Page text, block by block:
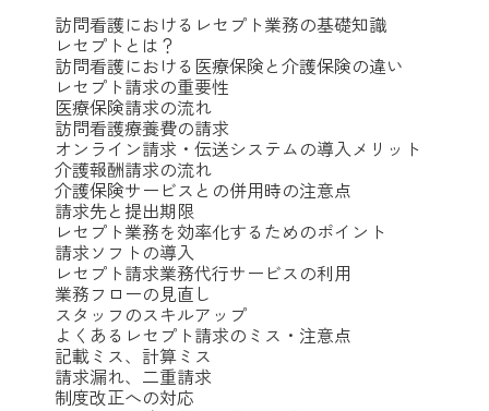
訪問看護におけるレセプト業務の基礎知識
レセプトとは？
訪問看護における医療保険と介護保険の違い
レセプト請求の重要性
医療保険請求の流れ
訪問看護療養費の請求
オンライン請求・伝送システムの導入メリット
介護報酬請求の流れ
介護保険サービスとの併用時の注意点
請求先と提出期限
レセプト業務を効率化するためのポイント
請求ソフトの導入
レセプト請求業務代行サービスの利用
業務フローの見直し
スタッフのスキルアップ
よくあるレセプト請求のミス・注意点
記載ミス、計算ミス
請求漏れ、二重請求
制度改正への対応